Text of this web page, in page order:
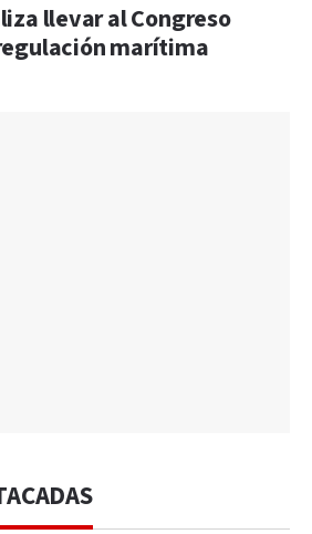
llevar al Congreso
marítima